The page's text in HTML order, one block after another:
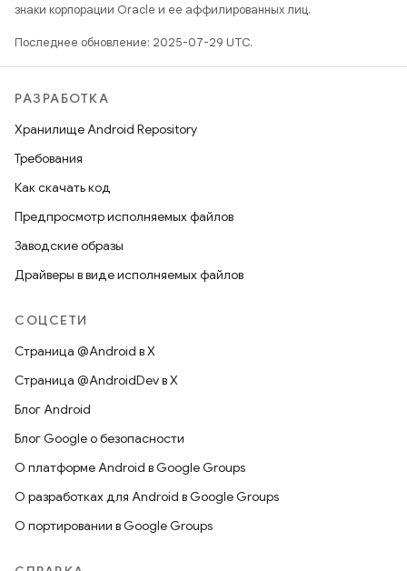
знаки корпорации Oracle и ее аффилированных лиц.
Последнее обновление: 2025-07-29 UTC.
РАЗРАБОТКА
Хранилище Android Repository
Требования
Как скачать код
Предпросмотр исполняемых файлов
Заводские образы
Драйверы в виде исполняемых файлов
СОЦСЕТИ
Страница @Android в X
Страница @AndroidDev в X
Блог Android
Блог Google о безопасности
О платформе Android в Google Groups
О разработках для Android в Google Groups
О портировании в Google Groups